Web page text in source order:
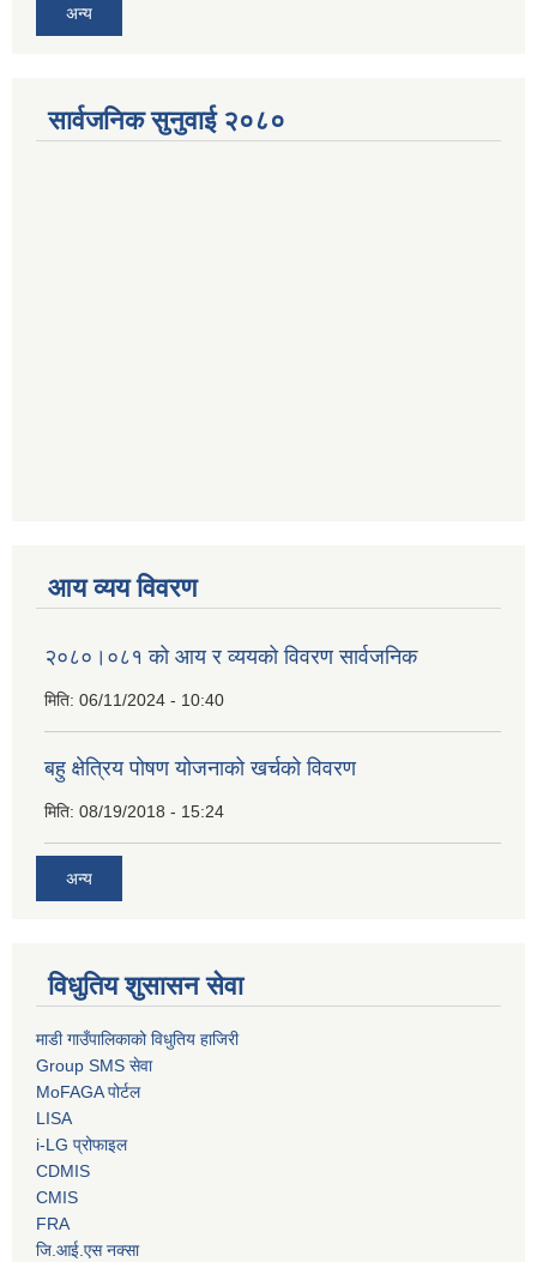
अन्य
सार्वजनिक सुनुवाई २०८०
आय व्यय विवरण
२०८०।०८१ को आय र व्ययको विवरण सार्वजनिक
मिति: 06/11/2024 - 10:40
बहु क्षेत्रिय पोषण योजनाको खर्चको विवरण
मिति: 08/19/2018 - 15:24
अन्य
विधुतिय शुसासन सेवा
माडी गाउँपालिकाको विधुतिय हाजिरी
Group SMS सेवा
MoFAGA पोर्टल
LISA
i-LG प्रोफाइल
CDMIS
CMIS
FRA
जि.आई.एस नक्सा